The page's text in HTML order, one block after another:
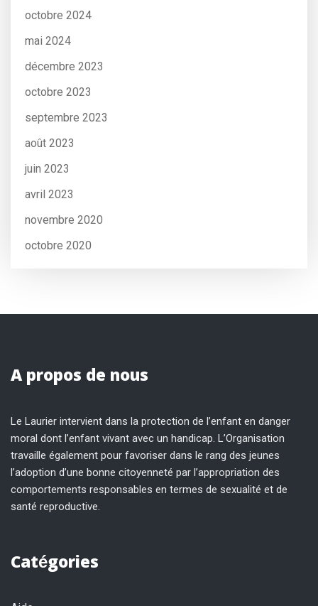
octobre 2024
mai 2024
décembre 2023
octobre 2023
septembre 2023
août 2023
juin 2023
avril 2023
novembre 2020
octobre 2020
A propos de nous
Le Laurier intervient dans la protection de l’enfant en danger
moral dont l’enfant vivant avec un handicap. L’Organisation
travaille également pour favoriser dans le rang des jeunes
l’adoption d’une bonne citoyenneté par l’appropriation des
comportements responsables en termes de sexualité et de
santé reproductive.
Catégories